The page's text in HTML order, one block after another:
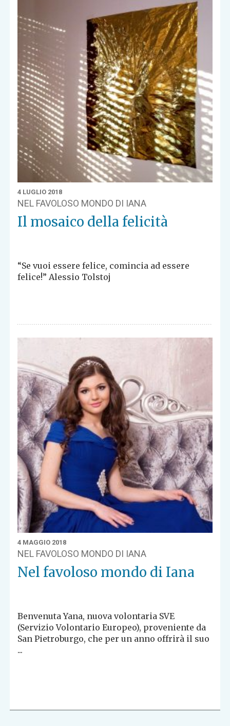
4 LUGLIO 2018
NEL FAVOLOSO MONDO DI IANA
Il mosaico della felicità
“Se vuoi essere felice, comincia ad essere
felice!” Alessio Tolstoj
4 MAGGIO 2018
NEL FAVOLOSO MONDO DI IANA
Nel favoloso mondo di Iana
Benvenuta Yana, nuova volontaria SVE
(Servizio Volontario Europeo), proveniente da
San Pietroburgo, che per un anno offrirà il suo
...